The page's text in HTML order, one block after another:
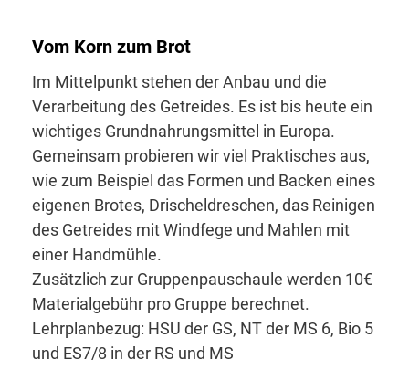
Vom Korn zum Brot
Im Mittelpunkt stehen der Anbau und die
Verarbeitung des Getreides. Es ist bis heute ein
wichtiges Grundnahrungsmittel in Europa.
Gemeinsam probieren wir viel Praktisches aus,
wie zum Beispiel das Formen und Backen eines
eigenen Brotes, Drischeldreschen, das Reinigen
des Getreides mit Windfege und Mahlen mit
einer Handmühle.
Zusätzlich zur Gruppenpauschaule werden 10€
Materialgebühr pro Gruppe berechnet.
Lehrplanbezug: HSU der GS, NT der MS 6, Bio 5
und ES7/8 in der RS und MS